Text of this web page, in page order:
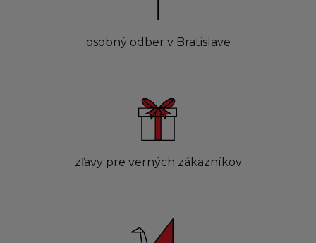
osobný odber v Bratislave
zľavy pre verných zákazníkov